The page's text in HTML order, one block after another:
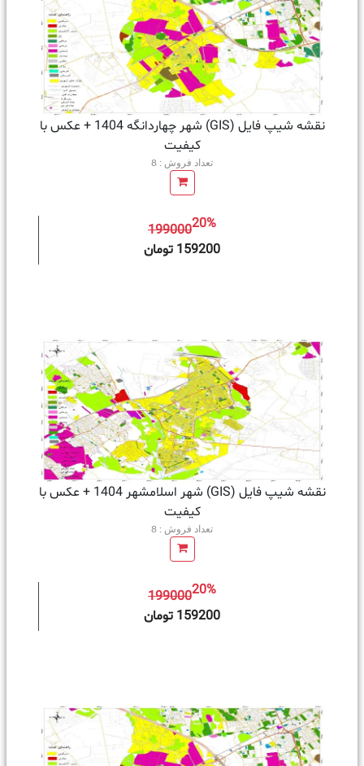
نقشه شیپ فایل (GIS) شهر چهاردانگه 1404 + عکس با
کیفیت
تعداد فروش : 8
19900020%
159200 تومان
نقشه شیپ فایل (GIS) شهر اسلامشهر 1404 + عکس با
کیفیت
تعداد فروش : 8
19900020%
159200 تومان